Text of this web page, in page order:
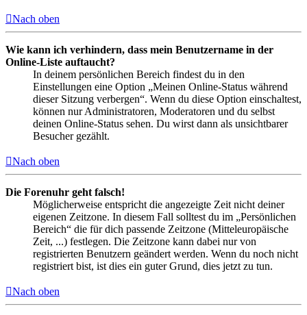
Nach oben
Wie kann ich verhindern, dass mein Benutzername in der
Online-Liste auftaucht?
In deinem persönlichen Bereich findest du in den
Einstellungen eine Option „Meinen Online-Status während
dieser Sitzung verbergen“. Wenn du diese Option einschaltest,
können nur Administratoren, Moderatoren und du selbst
deinen Online-Status sehen. Du wirst dann als unsichtbarer
Besucher gezählt.
Nach oben
Die Forenuhr geht falsch!
Möglicherweise entspricht die angezeigte Zeit nicht deiner
eigenen Zeitzone. In diesem Fall solltest du im „Persönlichen
Bereich“ die für dich passende Zeitzone (Mitteleuropäische
Zeit, ...) festlegen. Die Zeitzone kann dabei nur von
registrierten Benutzern geändert werden. Wenn du noch nicht
registriert bist, ist dies ein guter Grund, dies jetzt zu tun.
Nach oben